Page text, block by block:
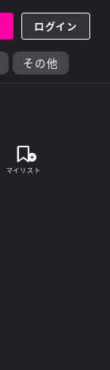
ログイン
その他